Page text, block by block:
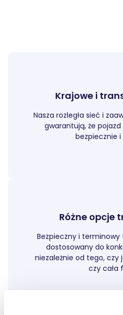
Krajowe i
Nasza rozległa sieć i
gwarantują, że
bezpiecznie i
Różne opcje
Bezpieczny i
dostosowany do
niezależnie od tego, czy
czy cała